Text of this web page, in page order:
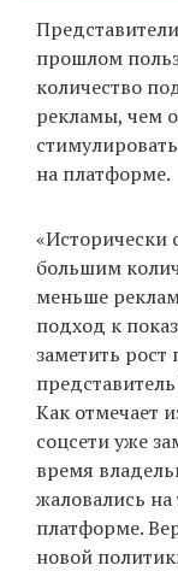
EN
UA
прошлом
количество
рекламы, чем
на платформе.
«Исторически
большим
меньше
подход к
заметить
Как отмечает
соцсети уже
время
жаловались
платформе.
новой